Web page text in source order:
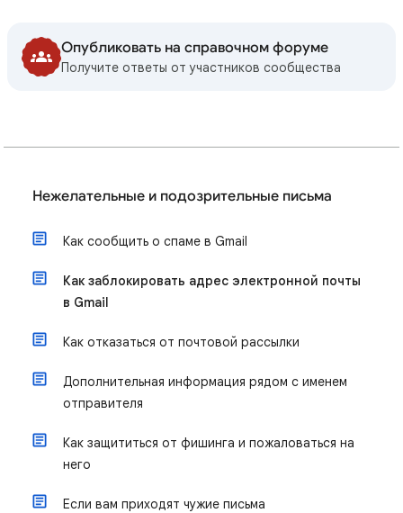
Опубликовать на справочном форуме
Получите ответы от участников сообщества
Нежелательные и подозрительные письма
Как сообщить о спаме в Gmail
Как заблокировать адрес электронной почты
в Gmail
Как отказаться от почтовой рассылки
Дополнительная информация рядом с именем
отправителя
Как защититься от фишинга и пожаловаться на
него
Если вам приходят чужие письма